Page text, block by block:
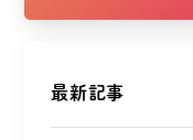
最新記事